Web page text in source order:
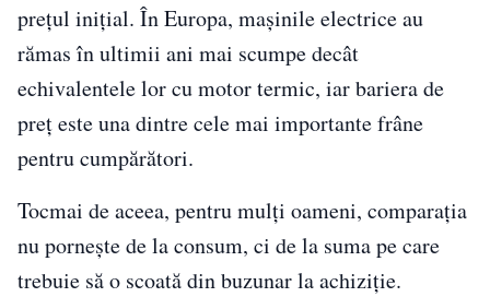
prețul inițial. În Europa, mașinile electrice au
rămas în ultimii ani mai scumpe decât
echivalentele lor cu motor termic, iar bariera de
preț este una dintre cele mai importante frâne
pentru cumpărători.
Tocmai de aceea, pentru mulți oameni, comparația
nu pornește de la consum, ci de la suma pe care
trebuie să o scoată din buzunar la achiziție.